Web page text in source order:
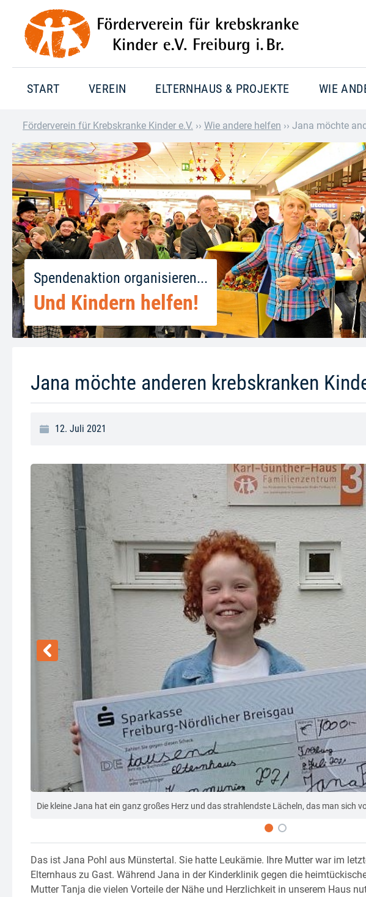
START VEREIN ELTERNHAUS & PROJEKTE WIE
Förderverein für Krebskranke Kinder e.V. ›› Wie andere helfen ›› Jana möchte
Spendenaktion organisieren...
Und Kindern helfen!
Jana möchte anderen krebskranken
12. Juli 2021
Die kleine Jana hat ein ganz großes Herz und das strahlendste Lächeln, das man sich
Das ist Jana Pohl aus Münstertal. Sie hatte Leukämie. Ihre Mutter war im
Elternhaus zu Gast. Während Jana in der Kinderklinik gegen die
Mutter Tanja die vielen Vorteile der Nähe und Herzlichkeit in unserem Haus